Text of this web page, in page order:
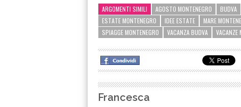
ARGOMENTI SIMILI AGOSTO MONTENEGRO BUDVA
ESTATE MONTENEGRO
IDEE ESTATE MARE
SPIAGGE MONTENEGRO
VACANZA BUDVA VACANZE
Francesca